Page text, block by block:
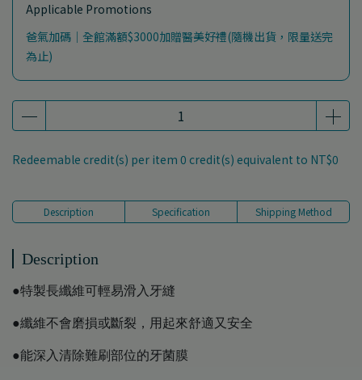
Applicable Promotions
爸氣加碼｜全館滿額$3000加贈醫美好禮(隨機出貨，限量送完
為止)
Redeemable credit(s) per item 0 credit(s) equivalent to NT$0
Description Specification Shipping Method
Description
●特製長纖維可輕易滑入牙縫
●纖維不會磨損或斷裂，用起來舒適又安全
●能深入清除難刷部位的牙菌膜